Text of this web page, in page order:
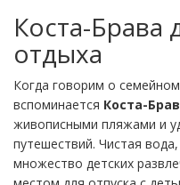
Коста-Брава
отдыха
Когда говорим о
вспоминается Коста-
живописными пляжами и
путешествий. Чистая
множество детских